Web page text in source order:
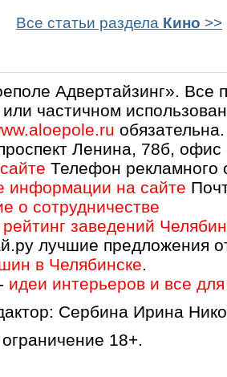
Все статьи раздела Кино >>
Адвертайзинг».
частичном
обязательна.
Ленина, 78б, офис
Телефон рекламного
информации на сайте
о сотрудничестве
рейтинг заведений
лучшие предложения
в Челябинске.
идеи интерьеров и все
Сербина Ирина
18+.